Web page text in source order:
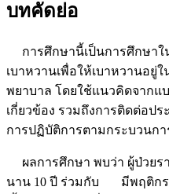
บทคัดย่อ
การศึกษานี้เป็นการศึกษาใ
เบาหวานเพื่อให้เบาหวานอยู่
พยาบาล โดยใช้แนวคิดจากแ
เกี่ยวข้อง รวมถึงการติดต่อป
การปฏิบัติการตามกระบวนกา
ผลการศึกษา พบว่า ผู้ป่วยรา
นาน 10 ปี ร่วมกับ มีพฤติกรร